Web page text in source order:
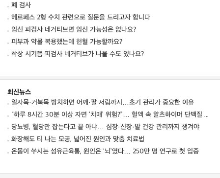
폐 검사
헤르페스 2형 수치 관련으로 질문을 드리고자 합니다
임신 피검사 네거티브면 임신 가능성은 없나요?
피부과 약물 복용했는데 헌혈 가능할까요?
착상 시기쯤 피검사 네거티브가 나올 수도 있나요?
최신뉴스
일자목·거북목 방치하면 어깨·팔 저림까지…초기 관리가 중요한 이유
“하루 8시간 30분 이상 자면 ‘치매’ 위험?”… 혈액 속 알츠하이머 단백질 늘었다
당뇨병, 혈당만 잡는다고 끝 아냐… 심장·신장·발 건강 관리까지 챙겨야
화장해도 티 나는 모공, 넓어진 원인과 맞춤 치료법
온몸이 쑤시는 섬유근육통, 원인은 ‘뇌’였다… 250만 명 연구로 첫 입증